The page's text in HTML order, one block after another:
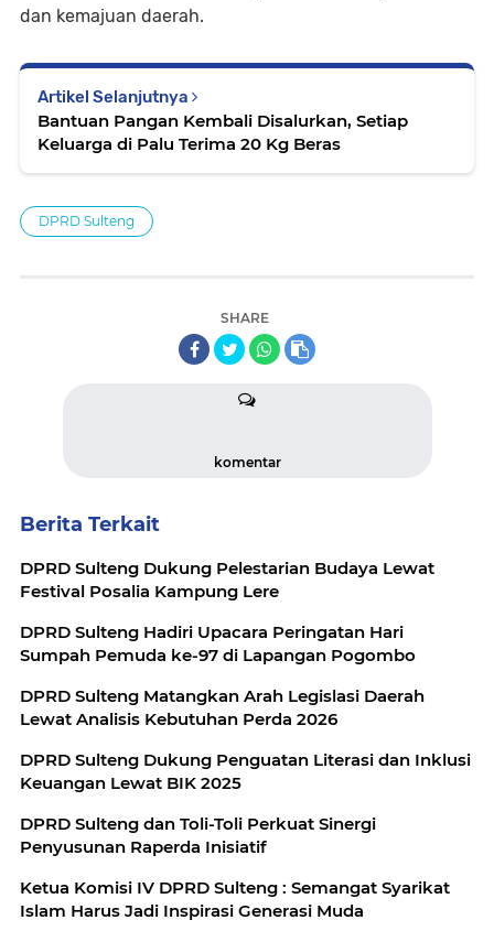
dan kemajuan daerah.
Artikel Selanjutnya
Bantuan Pangan Kembali Disalurkan, Setiap
Keluarga di Palu Terima 20 Kg Beras
DPRD Sulteng
SHARE
komentar
Berita Terkait
DPRD Sulteng Dukung Pelestarian Budaya Lewat
Festival Posalia Kampung Lere
DPRD Sulteng Hadiri Upacara Peringatan Hari
Sumpah Pemuda ke-97 di Lapangan Pogombo
DPRD Sulteng Matangkan Arah Legislasi Daerah
Lewat Analisis Kebutuhan Perda 2026
DPRD Sulteng Dukung Penguatan Literasi dan Inklusi
Keuangan Lewat BIK 2025
DPRD Sulteng dan Toli-Toli Perkuat Sinergi
Penyusunan Raperda Inisiatif
Ketua Komisi IV DPRD Sulteng : Semangat Syarikat
Islam Harus Jadi Inspirasi Generasi Muda